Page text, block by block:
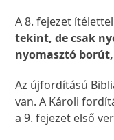
A 8. fejezet
tekint, de csak
nyomasztó
Az újfordítású
van. A Károli
a 9. fejezet első